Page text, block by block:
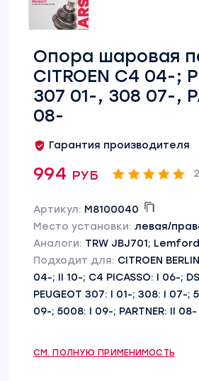
Опора шаровая
CITROEN C4 04-;
307 01-, 308 07-,
08-
Гарантия производителя
994 руб
Артикул: M8100040
Место установки: левая/
Аналоги: TRW JBJ701;
Подходит для: CITROEN
04-; II 10-; C4 PICASSO: I 06-;
PEUGEOT 307: I 01-; 308: I 07-;
09-; 5008: I 09-; PARTNER: II 08-
СМ. ПОЛНУЮ ПРИМЕНИМОСТЬ